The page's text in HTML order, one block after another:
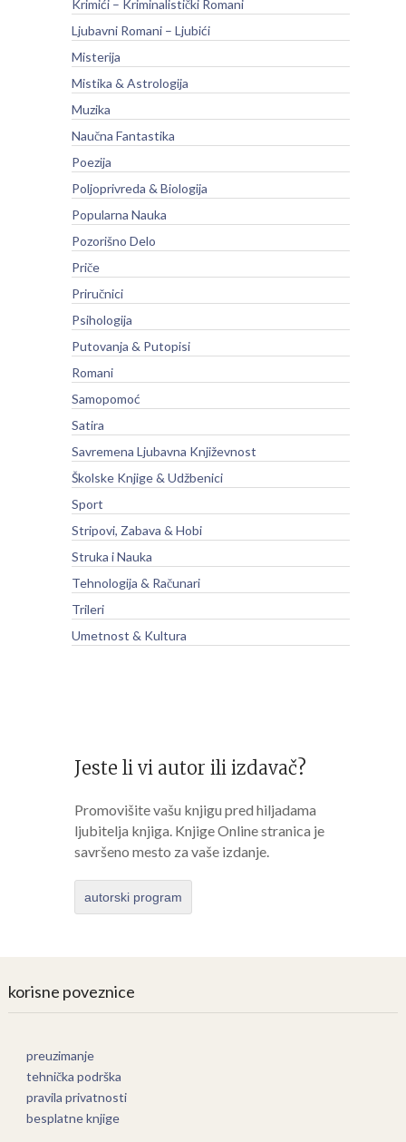
Krimići – Kriminalistički Romani
Ljubavni Romani – Ljubići
Misterija
Mistika & Astrologija
Muzika
Naučna Fantastika
Poezija
Poljoprivreda & Biologija
Popularna Nauka
Pozorišno Delo
Priče
Priručnici
Psihologija
Putovanja & Putopisi
Romani
Samopomoć
Satira
Savremena Ljubavna Književnost
Školske Knjige & Udžbenici
Sport
Stripovi, Zabava & Hobi
Struka i Nauka
Tehnologija & Računari
Trileri
Umetnost & Kultura
Jeste li vi autor ili izdavač?
Promovišite vašu knjigu pred hiljadama
ljubitelja knjiga. Knjige Online stranica je
savršeno mesto za vaše izdanje.
autorski program
korisne poveznice
preuzimanje
tehnička podrška
pravila privatnosti
besplatne knjige